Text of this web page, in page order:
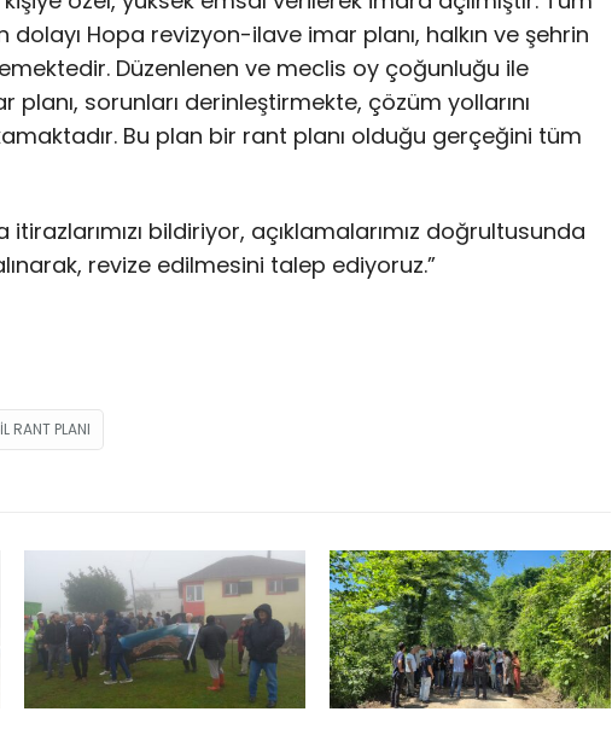
Hopa revizyon-ilave imar planı, halkın ve şehrin
Düzenlenen ve meclis oy çoğunluğu ile
sorunları derinleştirmekte, çözüm yollarını
Bu plan bir rant planı olduğu gerçeğini tüm
bildiriyor, açıklamalarımız doğrultusunda
revize edilmesini talep ediyoruz.”
RANT PLANI